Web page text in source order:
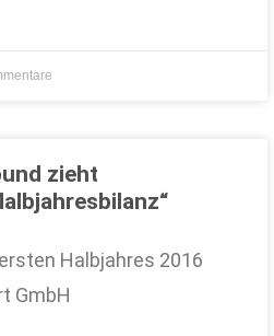
zieht
Halbjahres 2016
GmbH